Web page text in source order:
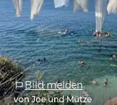
Bild melden
von Joe und Mütze